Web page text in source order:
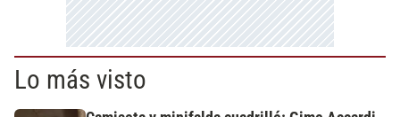
Lo más visto